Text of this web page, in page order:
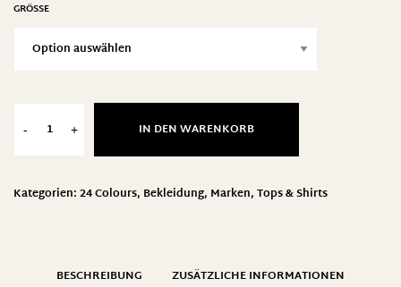
GRÖSSE
- + IN DEN WARENKORB
Kategorien:24 Colours, Bekleidung, Marken,Tops & Shirts
BESCHREIBUNG ZUSÄTZLICHE INFORMATIONEN